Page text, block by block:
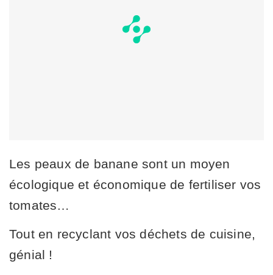
Les peaux de banane sont un moyen
écologique et économique de fertiliser vos
tomates…
Tout en recyclant vos déchets de cuisine,
génial !